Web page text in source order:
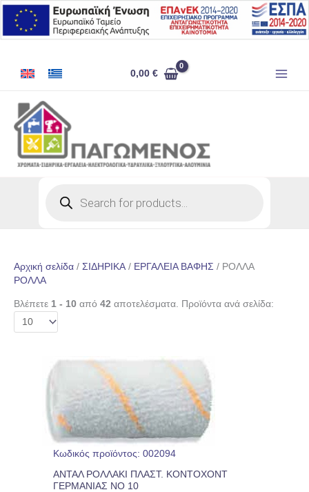
Μετάβαση
στο
περιεχόμενο
0,00€
Αρχική σελίδα / ΣΙΔΗΡΙΚΑ/ ΕΡΓΑΛΕΙΑ ΒΑΦΗΣ / ΡΟΛΛΑ
ΡΟΛΛΑ
Βλέπετε 1 - 10 από 42 αποτελέσματα. Προϊόντα ανά σελίδα:
Κωδικός προϊόντος: 002094
ΑΝΤΑΛ ΡΟΛΛΑΚΙ ΠΛΑΣΤ. ΚΟΝΤΟΧΟΝΤ
ΓΕΡΜΑΝΙΑΣ ΝΟ 10